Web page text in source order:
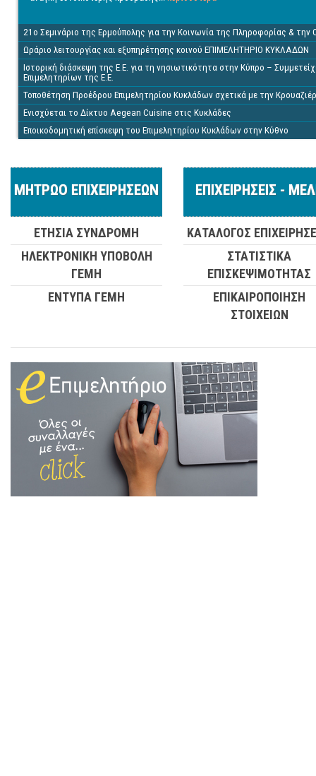
21ο Σεμινάριο της Ερμούπολης για την Κοινωνία της Πληροφορίας & την
Ωράριο λειτουργίας και εξυπηρέτησης κοινού ΕΠΙΜΕΛΗΤΗΡΙΟ ΚΥΚΛΑΔΩΝ
Ιστορική διάσκεψη της Ε.Ε. για τη νησιωτικότητα στην Κύπρο –
Επιμελητηρίων της Ε.Ε.
Τοποθέτηση Προέδρου Επιμελητηρίου Κυκλάδων σχετικά με την
Ενισχύεται το Δίκτυο Aegean Cuisine στις Κυκλάδες
Εποικοδομητική επίσκεψη του Επιμελητηρίου Κυκλάδων στην Κύθνο
ΜΗΤΡΩΟ ΕΠΙΧΕΙΡΗΣΕΩΝ
ΕΤΗΣΙΑ ΣΥΝΔΡΟΜΗ
ΗΛΕΚΤΡΟΝΙΚΗ ΥΠΟΒΟΛΗ
ΓΕΜΗ
ΕΝΤΥΠΑ ΓΕΜΗ
ΕΠΙΧΕΙΡΗΣΕΙΣ -
ΚΑΤΑΛΟΓΟΣ
ΣΤΑΤΙΣΤΙΚΑ
ΕΠΙΣΚΕΨΙΜΟΤΗΤΑΣ
ΕΠΙΚΑΙΡΟΠΟΙΗΣΗ
ΣΤΟΙΧΕΙΩΝ